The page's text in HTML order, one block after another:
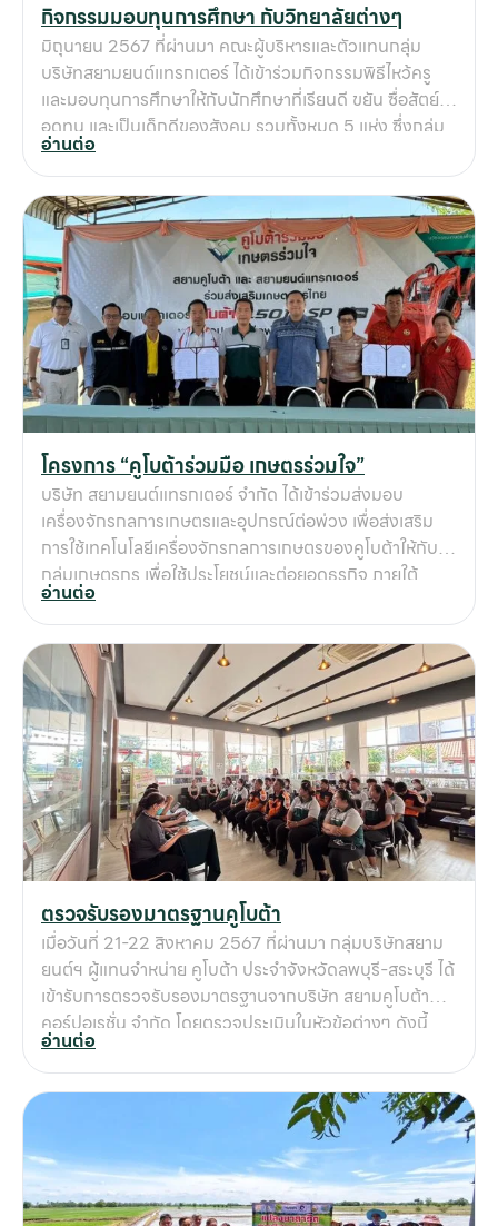
กิจกรรมมอบทุนการศึกษา กับวิทยาลัยต่างๆ
มิถุนายน 2567 ที่ผ่านมา คณะผู้บริหารและตัวแทนกลุ่ม
บริษัทสยามยนต์แทรกเตอร์ ได้เข้าร่วมกิจกรรมพิธีไหว้ครู
และมอบทุนการศึกษาให้กับนักศึกษาที่เรียนดี ขยัน ซื่อสัตย์
อดทน และเป็นเด็กดีของสังคม รวมทั้งหมด 5 แห่ง ซึ่งกลุ่ม
บริษัทฯได้ทำเป็นประจำในทุกๆปี เพื่อส่งเสริมและสนับสนับ
เยาวชนคนดีคนเก่งของชุมชนสังคม
อ่านต่อ
โครงการ “คูโบต้าร่วมมือ เกษตรร่วมใจ”
บริษัท สยามยนต์แทรกเตอร์ จำกัด ได้เข้าร่วมส่งมอบ
เครื่องจักรกลการเกษตรและอุปกรณ์ต่อพ่วง เพื่อส่งเสริม
การใช้เทคโนโลยีเครื่องจักรกลการเกษตรของคูโบต้าให้กับ
กลุ่มเกษตรกร เพื่อใช้ประโยชน์และต่อยอดธุรกิจ ภายใต้
โครงการ “คูโบต้าร่วมมือ เกษตรร่วมใจ” ของบริษัท สยามคู
โบต้าคอร์ปอเรชั่น จำกัด โดยครั้งนี้เป็นการส่งมอบให้กลุ่ม
วิสาหกิจชุมชนมันสำปะหลัง ม.10 ต.เพนียด อ.โคกสำโรง
จ.ลพบุรี โดยได้รับเกียรติจาก นายเจตน์พงศ์ โชคสวัสดิ์วรกุล
ท่านนายอำเภอโคกสำโรงมาเป็นประธานในพิธีส่งมอบ
เครื่องจักรกลการเกษตรฯ และภาคส่วนราชการต่างๆ เกษตร
จังหวัด เกษตรและสหกรณ์อำเภอโคกสำโรง ผู้นำชุมชมกำนัน
ผู้ใหญ่บ้าน และสมาชิกกลุ่มวิสาหกิจชุมชนที่มาร่วมแสดง
ความยินดีกันอย่างพร้อมหน้า นอกจากการส่งมอบเครื่องจัก
รกลฯ ได้ร่วมกันปลูกต้นไม้เพื่อเพิ่มพื้นที่สีเขียวช่วยลดภาวะ
โลกร้อนอีกด้วย : หากกลุ่มเกษตรกรใดในพื้นที่จังหวัด
ลพบุรี-สระบุรี สนใจโครงการดีๆ แบบนี้ สามารถติดต่อ
สอบถามได้ฟรีไม่มีค่าใช้จ่าย คุณนิตยา โทร.092-2546789
อ่านต่อ
ตรวจรับรองมาตรฐานคูโบต้า
เมื่อวันที่ 21-22 สิงหาคม 2567 ที่ผ่านมา กลุ่มบริษัทสยาม
ยนต์ฯ ผู้แทนจำหน่าย คูโบต้า ประจำจังหวัดลพบุรี-สระบุรี ได้
เข้ารับการตรวจรับรองมาตรฐานจากบริษัท สยามคูโบต้า
คอร์ปอเรชั่น จำกัด โดยตรวจประเมินในหัวข้อต่างๆ ดังนี้
เพื่อให้มีความพร้อมในการให้บริการลูกค้าที่เป็นเลิศในทุกๆ
ด้าน ซึ่งผลการตรวจรับรองมาตรฐาน สามารถผ่านการ
ตรวจประเมินในทุกหัวข้อ จึงทำให้มั่นใจได้ว่าเราจะสามารถ
ดูแลและให้บริการลูกค้าได้อย่างประทับใจ หากเกษตรกรท่าน
ใดต้องการเครื่องจักรการเกษตรที่ทันสมัยเพื่อทำการเกษตร
ได้อย่างมืออาชีพ สามารถเข้ามาปรึกษาและรับบริการจาก
กลุ่มบริษัทสยามยนต์ฯเราได้ทุกสาขานะคะ
อ่านต่อ